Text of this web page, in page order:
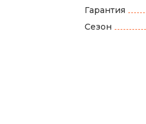
Гарантия
Сезон